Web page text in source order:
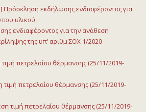
εκδήλωσης ενδιαφέροντος για
υλικού
ενδιαφέροντος για την ανάθεση
της υπ’ αριθμ ΣΟΧ 1/2020
πετρελαίου θέρμανσης (25/11/2019-
πετρελαίου θέρμανσης (25/11/2019-
τιμή πετρελαίου θέρμανσης (25/11/2019-